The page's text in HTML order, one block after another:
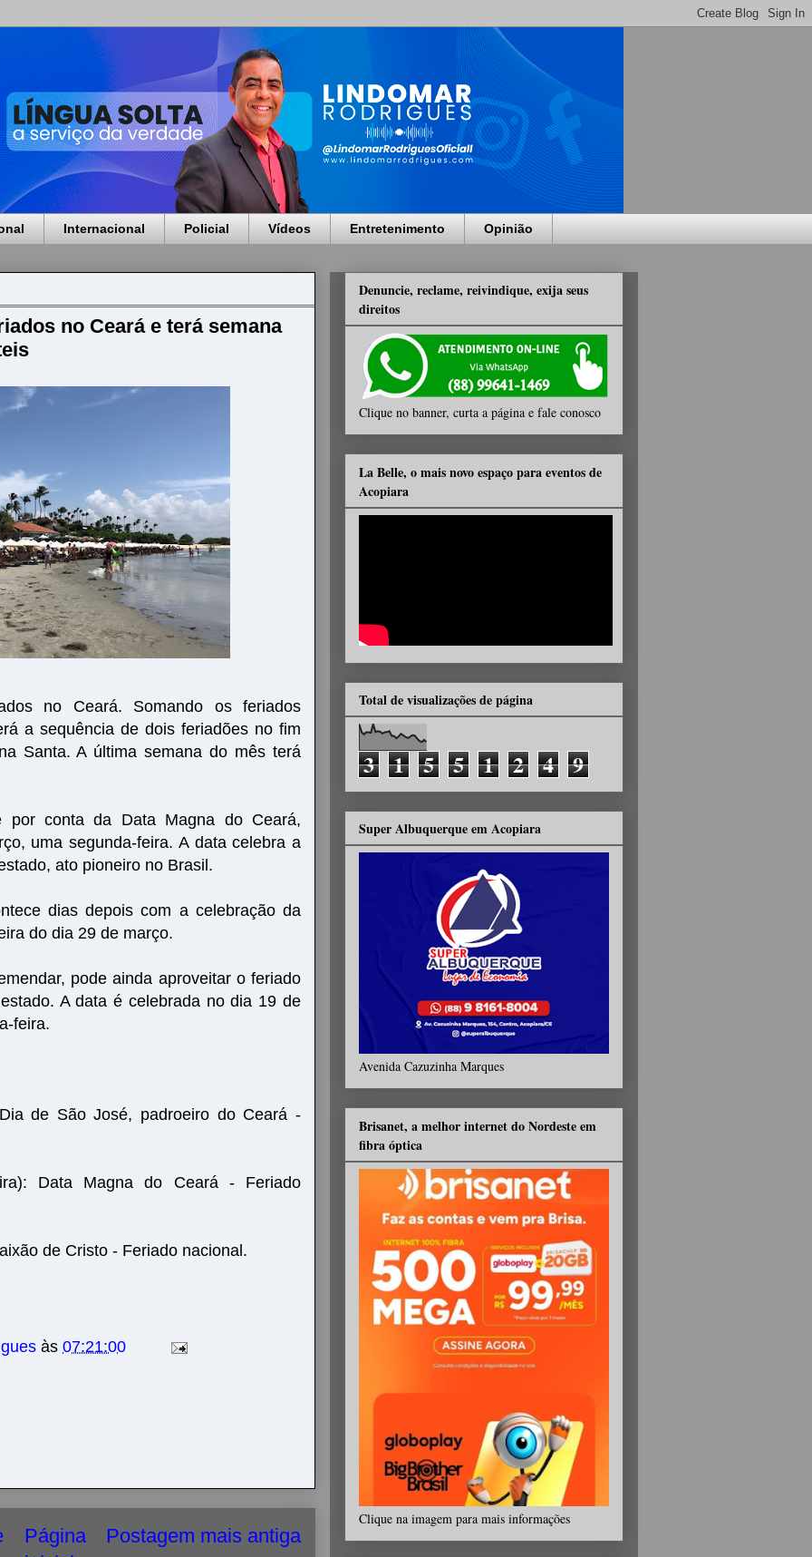
Internacional Policial Vídeos Entretenimento Opinião
no Ceará e terá semana
no Ceará. Somando os feriados
a sequência de dois feriadões no fim
Santa. A última semana do mês terá
por conta da Data Magna do Ceará,
uma segunda-feira. A data celebra a
ato pioneiro no Brasil.
dias depois com a celebração da
do dia 29 de março.
pode ainda aproveitar o feriado
A data é celebrada no dia 19 de
feira.
de São José, padroeiro do Ceará -
Data Magna do Ceará - Feriado
de Cristo - Feriado nacional.
às 07:21:00
Postagem mais antiga
Página
Denuncie, reclame, reivindique, exija seus
direitos
Clique no banner, curta a página e fale conosco
La Belle, o mais novo espaço para eventos de
Acopiara
Total de visualizações de página
3 1 5 5 1 2 4 9
Super Albuquerque em Acopiara
Avenida Cazuzinha Marques
Brisanet, a melhor internet do Nordeste em
fibra óptica
Clique na imagem para mais informações